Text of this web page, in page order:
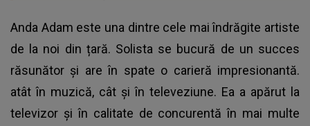
Anda Adam este una dintre cele mai îndrăgite artiste
de la noi din țară. Solista se bucură de un succes
răsunător și are în spate o carieră impresionantă.
atât în muzică, cât și în televeziune. Ea a apărut la
televizor și în calitate de concurentă în mai multe